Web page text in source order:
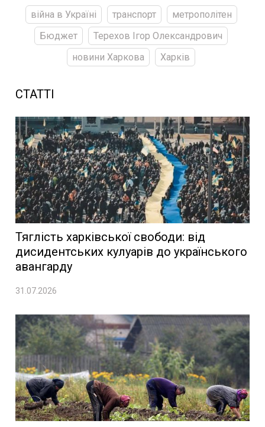
війна в Україні транспорт
метрополітен
Бюджет
Терехов Ігор Олександрович
новини Харкова
Харків
СТАТТІ
Тяглість харківської свободи: від
дисидентських кулуарів до українського
авангарду
31.07.2026